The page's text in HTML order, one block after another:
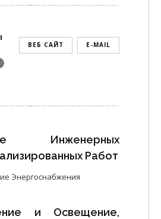
E-MAIL
ВЕБ САЙТ
Инженерных
Работ
Энергоснабжения
и Освещение,